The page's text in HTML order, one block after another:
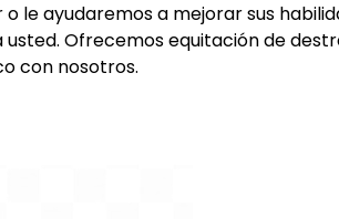
le ayudaremos a mejorar sus
Ofrecemos equitación de
con nosotros.